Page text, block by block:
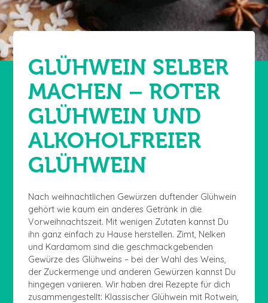
GLÜHWEIN SELBER
MACHEN – ROTER
GLÜHWEIN UND
ALKOHOLFREIER
GLÜHWEIN
Nach weihnachtlichen Gewürzen duftender Glühwein
gehört wie kaum ein anderes Getränk in die
Vorweihnachtszeit. Mit wenigen Zutaten kannst Du
ihn ganz einfach zu Hause herstellen. Zimt, Nelken
und Kardamom sind die geschmackgebenden
Gewürze des Glühweins – bei der Wahl des Weins,
der Zuckermenge und anderen Gewürzen kannst Du
hingegen variieren. Wir haben drei Rezepte für dich
zusammengestellt: Klassischer Glühwein mit Rotwein,